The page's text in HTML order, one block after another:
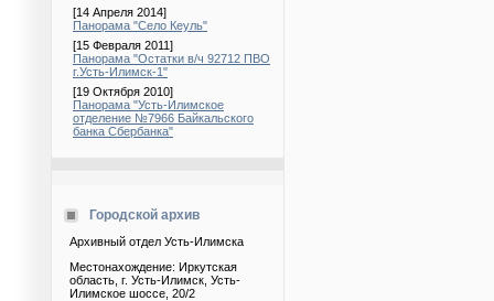
[14 Апреля 2014]
Панорама "Село Кеуль"
[15 Февраля 2011]
Панорама "Остатки в/ч 92712 ПВО
г.Усть-Илимск-1"
[19 Октября 2010]
Панорама "Усть-Илимское
отделение №7966 Байкальского
банка Сбербанка"
Городской архив
Архивный отдел Усть-Илимска
Местонахождение: Иркутская
область, г. Усть-Илимск, Усть-
Илимское шоссе, 20/2